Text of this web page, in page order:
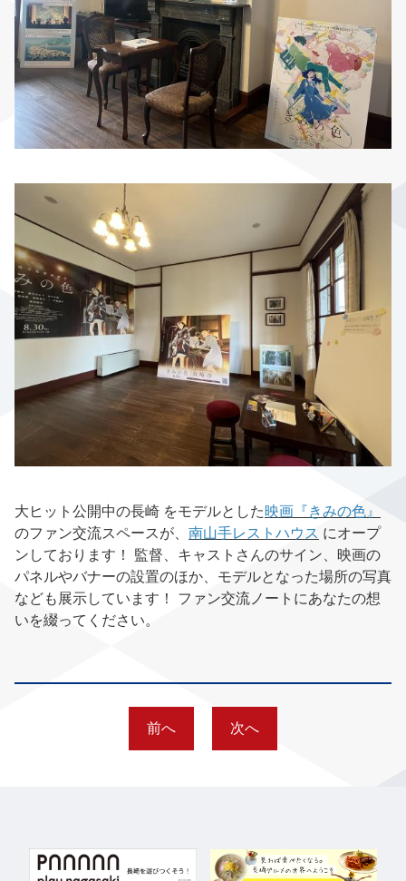
大ヒット公開中の長崎 をモデルとした映画『きみの色』
のファン交流スペースが、 南山手レストハウス にオープ
ンしております！ 監督、キャストさんのサイン、映画の
パネルやバナーの設置のほか、モデルとなった場所の写真
なども展示しています！ ファン交流ノートにあなたの想
いを綴ってください。
前へ 次へ